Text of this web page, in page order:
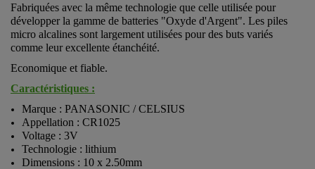
Fabriquées avec la même technologie que celle utilisée pour
développer la gamme de batteries "Oxyde d'Argent". Les piles
micro alcalines sont largement utilisées pour des buts variés
comme leur excellente étanchéité.
Economique et fiable.
Caractéristiques :
Marque : PANASONIC / CELSIUS
Appellation : CR1025
Voltage : 3V
Technologie : lithium
Dimensions : 10 x 2.50mm